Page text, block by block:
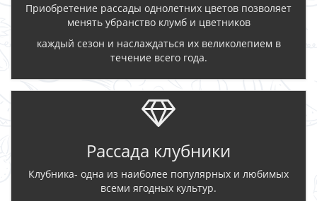
Приобретение рассады однолетних цветов позволяет
менять убранство клумб и цветников
каждый сезон и наслаждаться их великолепием в
течение всего года.
Рассада клубники
Клубника- одна из наиболее популярных и любимых
всеми ягодных культур.